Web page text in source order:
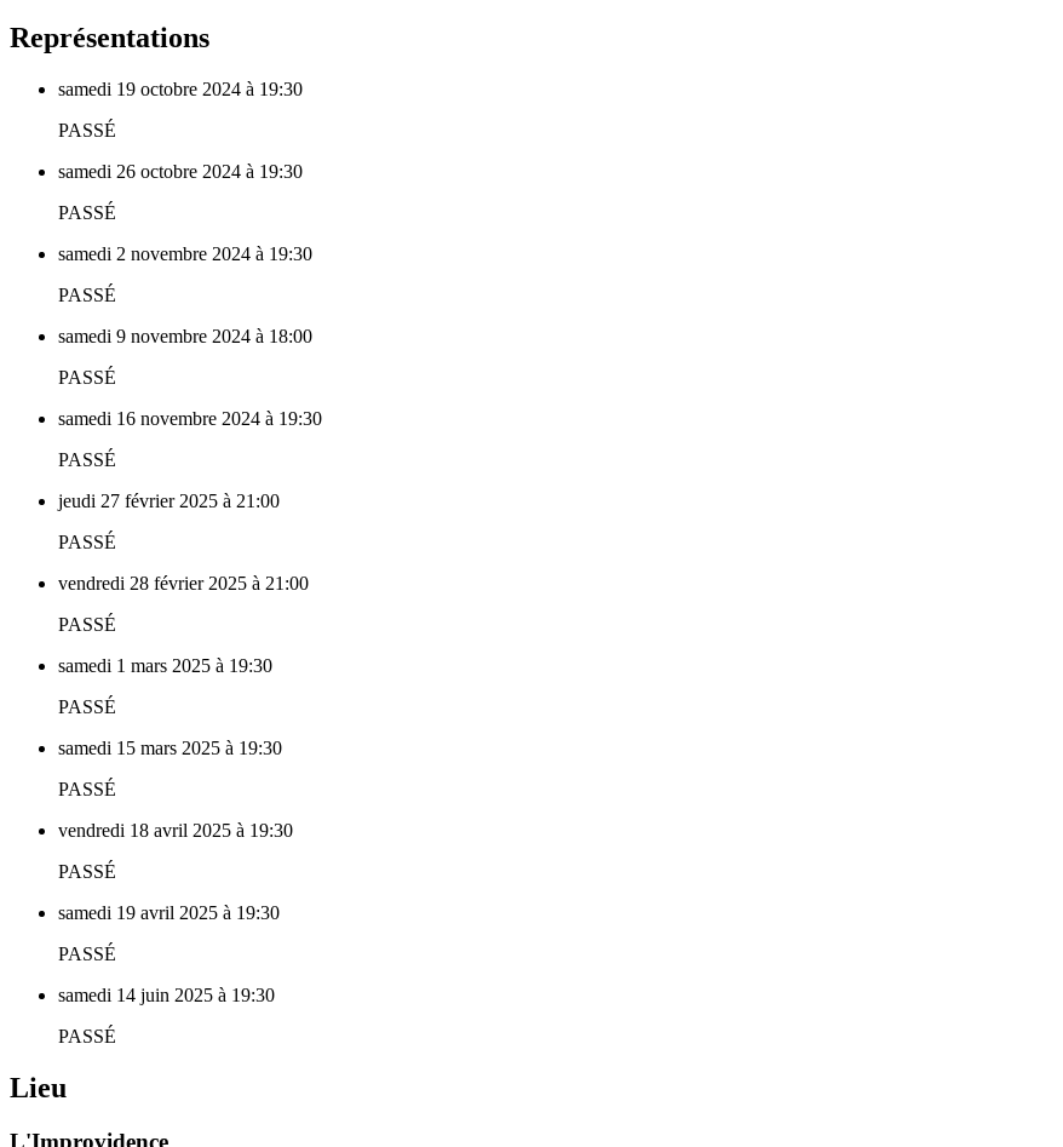
Représentations
samedi 19 octobre 2024 à 19:30
PASSÉ
samedi 26 octobre 2024 à 19:30
PASSÉ
samedi 2 novembre 2024 à 19:30
PASSÉ
samedi 9 novembre 2024 à 18:00
PASSÉ
samedi 16 novembre 2024 à 19:30
PASSÉ
jeudi 27 février 2025 à 21:00
PASSÉ
vendredi 28 février 2025 à 21:00
PASSÉ
samedi 1 mars 2025 à 19:30
PASSÉ
samedi 15 mars 2025 à 19:30
PASSÉ
vendredi 18 avril 2025 à 19:30
PASSÉ
samedi 19 avril 2025 à 19:30
PASSÉ
samedi 14 juin 2025 à 19:30
PASSÉ
Lieu
L'Improvidence